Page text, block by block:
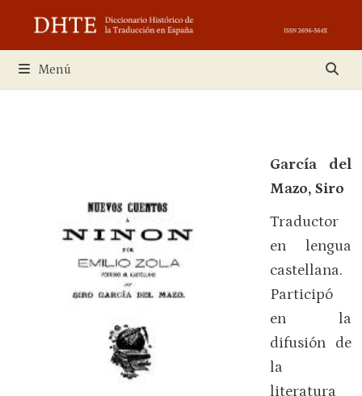
contenido
Menú
García del
Mazo, Siro
Traductor
en lengua
castellana.
Participó
en la
difusión de
la
literatura